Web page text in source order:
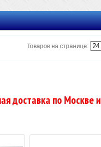
Товаров на странице:
доставка по Москве и